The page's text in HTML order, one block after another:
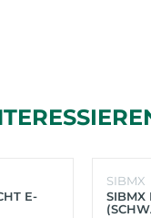
E-
SIBMX
SIBMX